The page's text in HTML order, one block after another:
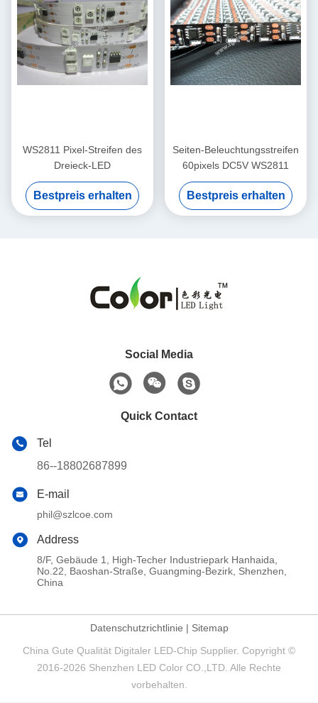
WS2811 Pixel-Streifen des
Dreieck-LED
Bestpreis erhalten
Seiten-Beleuchtungsstreifen
60pixels DC5V WS2811
Bestpreis erhalten
Social Media
Quick Contact
Tel
86--18802687899
E-mail
phil@szlcoe.com
Address
8/F, Gebäude 1, High-Techer Industriepark Hanhaida,
No.22, Baoshan-Straße, Guangming-Bezirk, Shenzhen,
China
Datenschutzrichtlinie | Sitemap
China Gute Qualität Digitaler LED-Chip Supplier. Copyright ©
2016-2026 Shenzhen LED Color CO.,LTD. Alle Rechte
vorbehalten.